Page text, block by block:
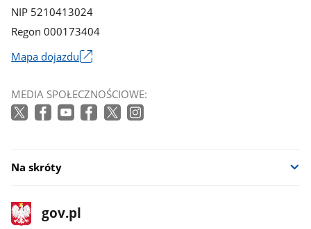
NIP 5210413024
Regon 000173404
Mapa dojazdu
się
w
MEDIA SPOŁECZNOŚCIOWE:
Na skróty
stopka
gov.pl
Strona
gov.pl